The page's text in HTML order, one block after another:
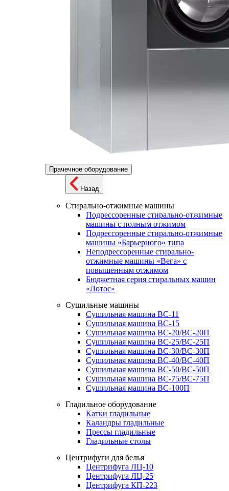
Прачечное оборудование
Назад
Стирально-отжимные машины
Подрессоренные стирально-отжимные
машины с полным отжимом
Подрессоренные стирально-отжимные
машины «Барьерного» типа
Неподрессоренные стирально-
отжимные машины «Вега» с
повышенным отжимом
Бюджетная серия стиральных машин
«Лотос»
Сушильные машины
Сушильная машина ВС-11
Сушильная машина ВС-15
Сушильная машина ВС-20/ВС-20П
Сушильная машина ВС-25/ВС-25П
Сушильная машина ВС-30/ВС-30П
Сушильная машина ВС-40/ВС-40П
Сушильная машина ВС-50/ВС-50П
Сушильная машина ВС-75/ВС-75П
Сушильная машина ВС-100П
Гладильное оборудование
Катки гладильные
Каландры гладильные
Прессы гладильные
Гладильные столы
Центрифуги для белья
Центрифуга ЛЦ-10
Центрифуга ЛЦ-25
Центрифуга КП-223